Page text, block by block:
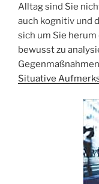
Alltag sind Sie
auch kognitiv und
sich um Sie
bewusst zu
Situative